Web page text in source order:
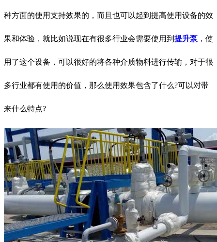
种方面的使用支持效果的，而且也可以起到提高使用设备的效
果和体验，就比如说现在有很多行业会需要使用到 提升泵 ，使
用了这个设备，可以很好的将各种介质物料进行传输，对于很
多行业都有使用的价值，那么使用效果包含了什么?可以对带
来什么特点?